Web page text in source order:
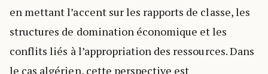
en mettant l’accent sur les rapports de classe, les
structures de domination économique et les
conflits liés à l’appropriation des ressources. Dans
le cas algérien, cette perspective est